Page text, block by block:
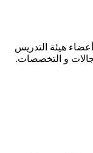
هيئة التدريس
و التخصصات.